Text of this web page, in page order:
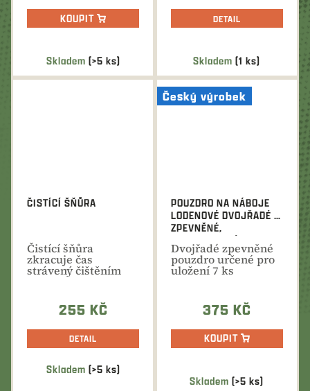
Skladem (>5 ks)
KOUPIT
Skladem(1 ks)
DETAIL
PrůměrnéSkladem (>5 ks)
ČISTÍCÍ ŠŇŮRA
Čistící šňůra
zkracuje čas
strávený čištěním
zbraně, protože
255 KČ
DETAIL
Český výrobek
Skladem(>5 ks)
POUZDRO NA NÁBOJE
LODENOVÉ DVOJŘADÉ -
ZPEVNĚNÉ,
KOMBINOVANÉ 2XB+7XK
Dvojřadé zpevněné
pouzdro určené pro
uložení 7 ks
375 KČ
KOUPIT